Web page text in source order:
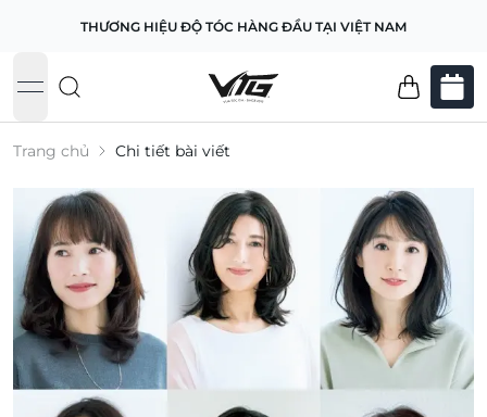
THƯƠNG HIỆU ĐỘ TÓC HÀNG ĐẦU TẠI VIỆT NAM
open navigation menu
Trang chủ Chi tiết bài viết